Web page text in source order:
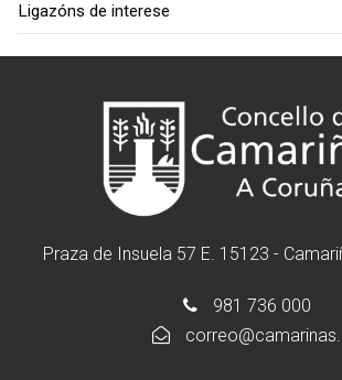
Ligazóns de interese
Praza de Insuela 57 E. 15123 -
981 736 000